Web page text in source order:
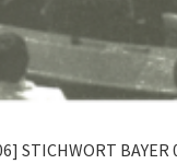
STICHWORT